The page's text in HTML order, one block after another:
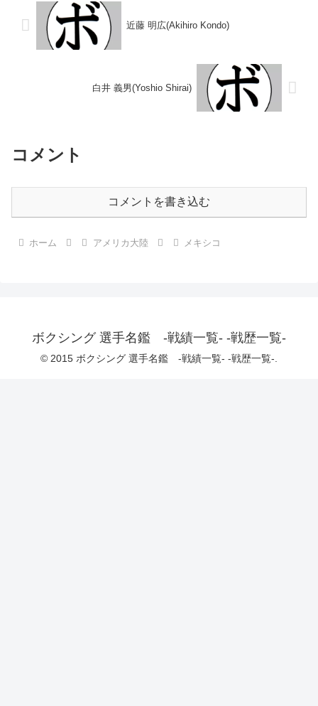
近藤 明広(Akihiro Kondo)
白井 義男(Yoshio Shirai)
コメント
コメントを書き込む
ホーム アメリカ大陸 メキシコ
ボクシング 選手名鑑 -戦績一覧- -戦歴一覧-
© 2015 ボクシング 選手名鑑 -戦績一覧- -戦歴一覧-.